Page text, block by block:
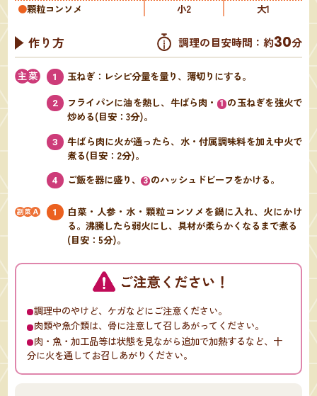
顆粒コンソメ
小2 大1
作り方 調理の目安時間：約30分
1 玉ねぎ：レシピ分量を量り、薄切りにする。
2 フライパンに油を熱し、牛ばら肉・ 1 の玉ねぎを強火で
炒める(目安：3分)。
3
牛ばら肉に火が通ったら、水・付属調味料を加え中火で
煮る(目安：2分)。
4 ご飯を器に盛り、 3 のハッシュドビーフをかける。
1
白菜・人参・水・顆粒コンソメを鍋に入れ、火にかけ
る。沸騰したら弱火にし、具材が柔らかくなるまで煮る
(目安：5分)。
調理中のやけど、ケガなどにご注意ください。
肉類や魚介類は、骨に注意して召しあがってください。
肉・魚・加工品等は状態を見ながら追加で加熱するなど、十
分に火を通してお召しあがりください。